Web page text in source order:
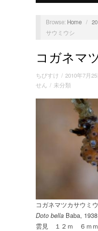
Browse: Home /
サウミウシ
コガネマ
ちびすけ / 2010年7月25
せん / 未分類
コガネマツカサウミ
Doto bella Baba, 1938
雲見 １２ｍ ６ｍｍ